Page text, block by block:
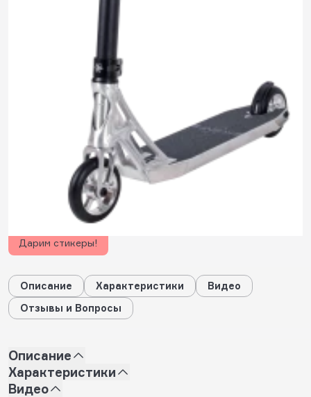
15 490 ₽
0.0
Нет отзывов
Задать
вопрос
будет начислено за покупку
Дарим стикеры!
Описание Характеристики
Видео
Отзывы и Вопросы
Описание
Характеристики
Видео